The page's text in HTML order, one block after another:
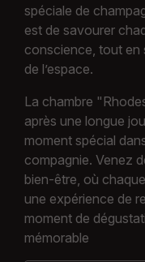
spéciale de
est de savourer
conscience, tout en
de l’espace.
La chambre
après une longue
moment spécial
compagnie. Venez
bien-être, où
une expérience de
moment de
mémorable